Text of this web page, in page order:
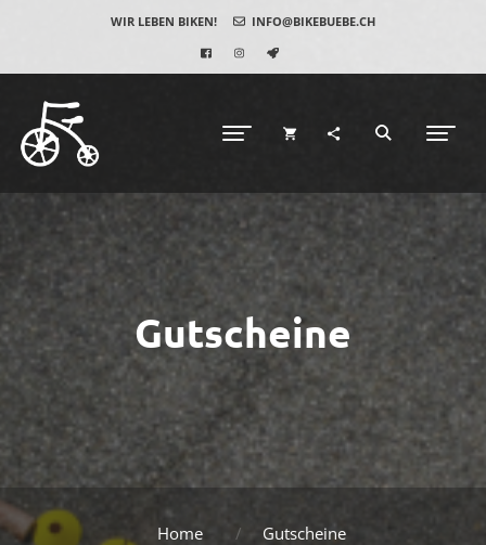
WIR LEBEN BIKEN! INFO@BIKEBUEBE.CH
Gutscheine
Home Gutscheine